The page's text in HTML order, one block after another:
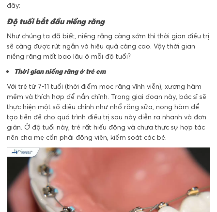
đây:
Độ tuổi bắt đầu niềng răng
Như chúng ta đã biết, niềng răng càng sớm thì thời gian điều trị
sẽ càng được rút ngắn và hiệu quả càng cao. Vậy thời gian
niềng răng mất bao lâu ở mỗi độ tuổi?
Thời gian niềng răng ở trẻ em
Với trẻ từ 7-11 tuổi (thời điểm mọc răng vĩnh viễn), xương hàm
mềm và thích hợp để nắn chỉnh. Trong giai đoạn này, bác sĩ sẽ
thực hiện một số điều chỉnh như nhổ răng sữa, nong hàm để
tạo tiền đề cho quá trình điều trị sau này diễn ra nhanh và đơn
giản. Ở độ tuổi này, trẻ rất hiếu động và chưa thực sự hợp tác
nên cha mẹ cần phải động viên, kiểm soát các bé.